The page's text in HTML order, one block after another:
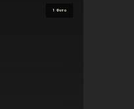
1 Фото